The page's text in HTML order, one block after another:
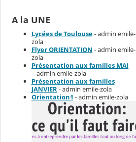
A la UNE
Lycées de Toulouse- admin emile-
zola
Flyer ORIENTATION - admin emile-
zola
Présentation aux familles MAI
- admin emile-zola
Présentation aux familles
JANVIER - admin emile-zola
Orientation1 - admin emile-zola